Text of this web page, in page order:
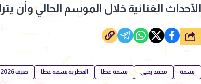
الأحداث الغنائية خلال الموسم الحالي
شارك
بسمة محمد يحيى بسمة عطا المطربة بسمة عطا صيف 2026